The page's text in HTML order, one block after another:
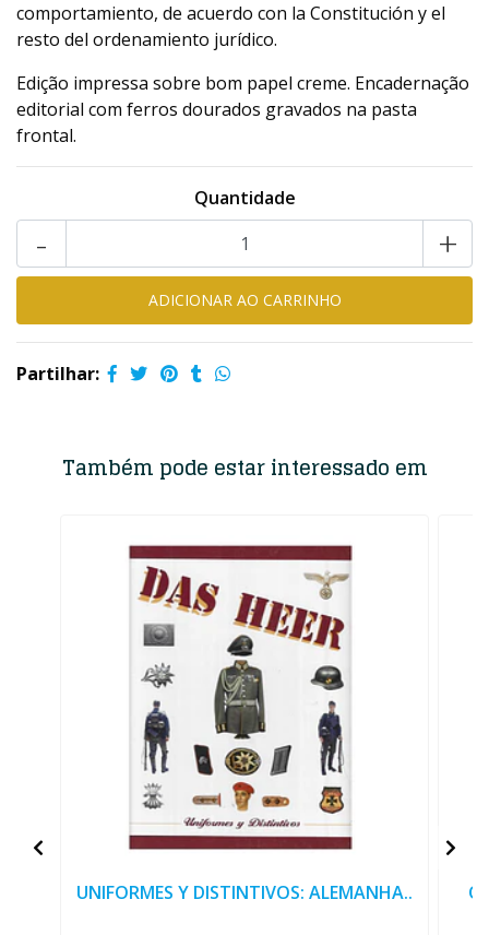
comportamiento, de acuerdo con la Constitución y el
resto del ordenamiento jurídico.
Edição impressa sobre bom papel creme. Encadernação
editorial com ferros dourados gravados na pasta
frontal.
Quantidade
+
-
Partilhar:
Também pode estar interessado em
UNIFORMES Y DISTINTIVOS: ALEMANHA.. O